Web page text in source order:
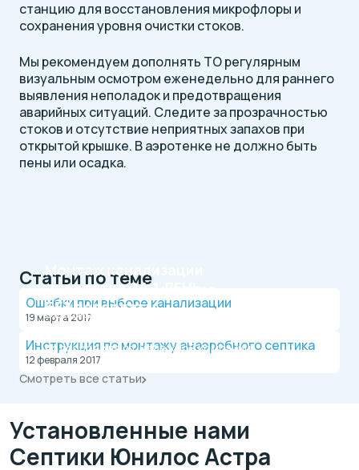
станцию для восстановления микрофлоры и
сохранения уровня очистки стоков.
Мы рекомендуем дополнять ТО регулярным
визуальным осмотром еженедельно для раннего
выявления неполадок и предотвращения
аварийных ситуаций. Следите за прозрачностью
стоков и отсутствие неприятных запахов при
открытой крышке. В аэротенке не должно быть
пены или осадка.
Монтаж канализации
на участкеЗА 1 ДЕНЬ
Официальный дилер, работаем по договору.
Оплата после монтажа.
Рассрочка на 4 месяца
БЕЗ переплаты
водопровода от надежной компании.
Статьи по теме
Ошибки при выборе канализации
19 марта 2017
Инструкция по монтажу анаэробного септика
12 февраля 2017
Смотреть все статьи
Установленные нами
Септики Юнилос Астра